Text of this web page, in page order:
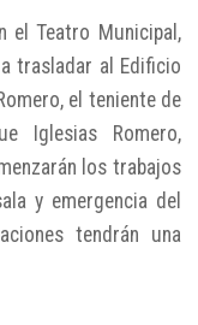
el Teatro Municipal,
trasladar al Edificio
el teniente de
Iglesias Romero,
los trabajos
y emergencia del
tendrán una